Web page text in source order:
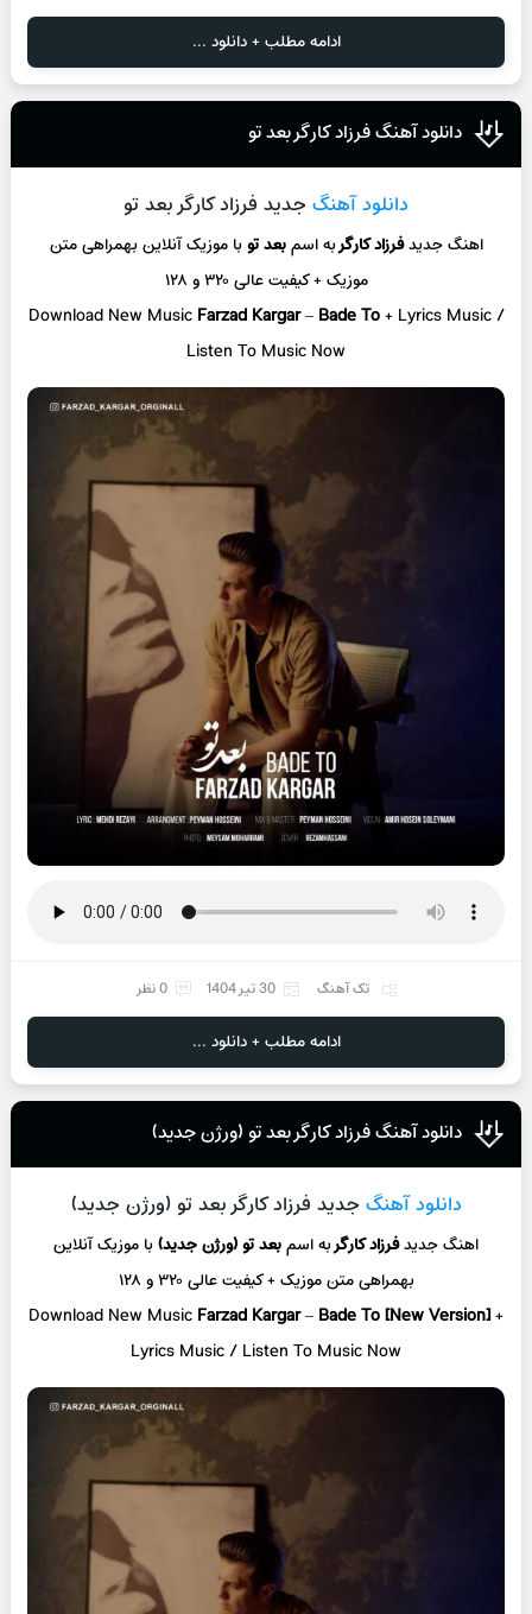
ادامه مطلب + دانلود ...
دانلود آهنگ فرزاد کارگر بعد تو
دانلود آهنگ جدید فرزاد کارگر بعد تو
اهنگ جدیدفرزاد کارگربه اسمبعد توبا موزیک آنلاینبهمراهی متن
موزیک + کیفیت عالی ۳۲۰ و ۱۲۸
Download New Music Farzad Kargar–Bade To+ Lyrics Music /
Listen To Music Now
تک آهنگ 30 تیر 1404 0 نظر
ادامه مطلب + دانلود ...
دانلود آهنگ فرزاد کارگر بعد تو (ورژن جدید)
دانلود آهنگ جدید فرزاد کارگر بعد تو (ورژن جدید)
اهنگ جدیدفرزاد کارگربه اسمبعد تو (ورژن جدید)با موزیک آنلاین
بهمراهی متن موزیک + کیفیت عالی ۳۲۰ و ۱۲۸
Download New Music Farzad Kargar– Bade To [New Version]+
Lyrics Music / Listen To Music Now